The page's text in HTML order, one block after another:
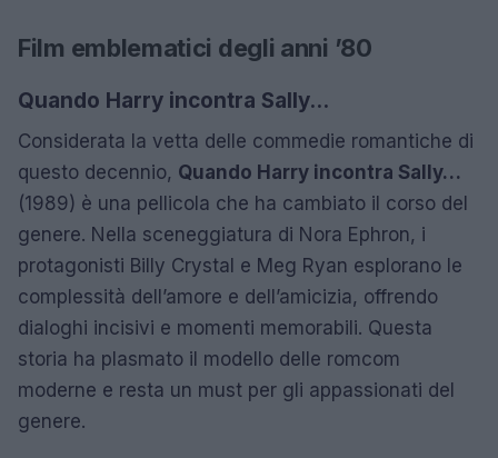
Film emblematici degli anni ’80
Quando Harry incontra Sally…
Considerata la vetta delle commedie romantiche di
questo decennio, Quando Harry incontra Sally…
(1989) è una pellicola che ha cambiato il corso del
genere. Nella sceneggiatura di Nora Ephron, i
protagonisti Billy Crystal e Meg Ryan esplorano le
complessità dell’amore e dell’amicizia, offrendo
dialoghi incisivi e momenti memorabili. Questa
storia ha plasmato il modello delle romcom
moderne e resta un must per gli appassionati del
genere.